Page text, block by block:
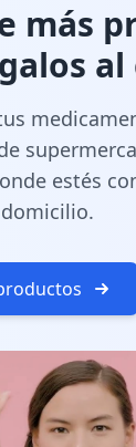
más
estés